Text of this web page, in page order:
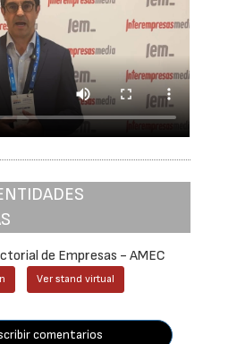
de Empresas - AMEC
Ver stand virtual
comentarios